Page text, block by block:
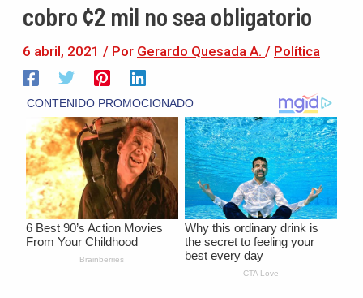
cobro ¢2 mil no sea obligatorio
6 abril, 2021 / Por Gerardo Quesada A. / Política